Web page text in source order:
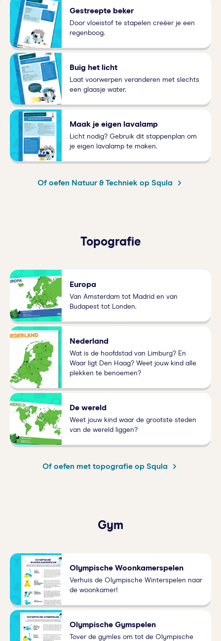
Gestreepte beker
Door vloeistof te stapelen creëer je een
regenboog.
Buig het licht
Laat voorwerpen veranderen met slechts
een glaasje water.
Maak je eigen lavalamp
Licht nodig? Gebruik dit stappenplan om
je eigen lavalamp te maken.
Of oefen Natuur & Techniek op Squla
Topografie
Europa
Van Amsterdam tot Madrid en van
Budapest tot Londen.
Nederland
Wat is de hoofdstad van Limburg? En
Waar ligt Den Haag? Weet jouw kind alle
plekken te benoemen?
De wereld
Weet jouw kind waar de grootste steden
van de wereld liggen?
Of oefen met topografie op Squla
Gym
Olympische Woonkamerspelen
Verhuis de Olympische Winterspelen naar
de woonkamer!
Olympische Gymspelen
Tover de gymles om tot de Olympische